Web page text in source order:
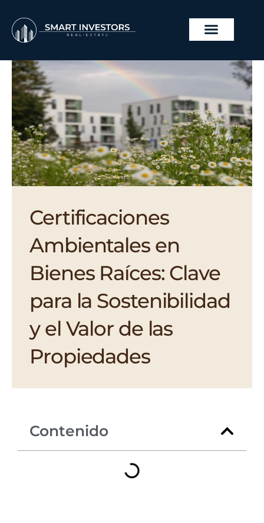
contenido
Certificaciones
Ambientales en
Bienes Raíces: Clave
para la Sostenibilidad
y el Valor de las
Propiedades
Contenido